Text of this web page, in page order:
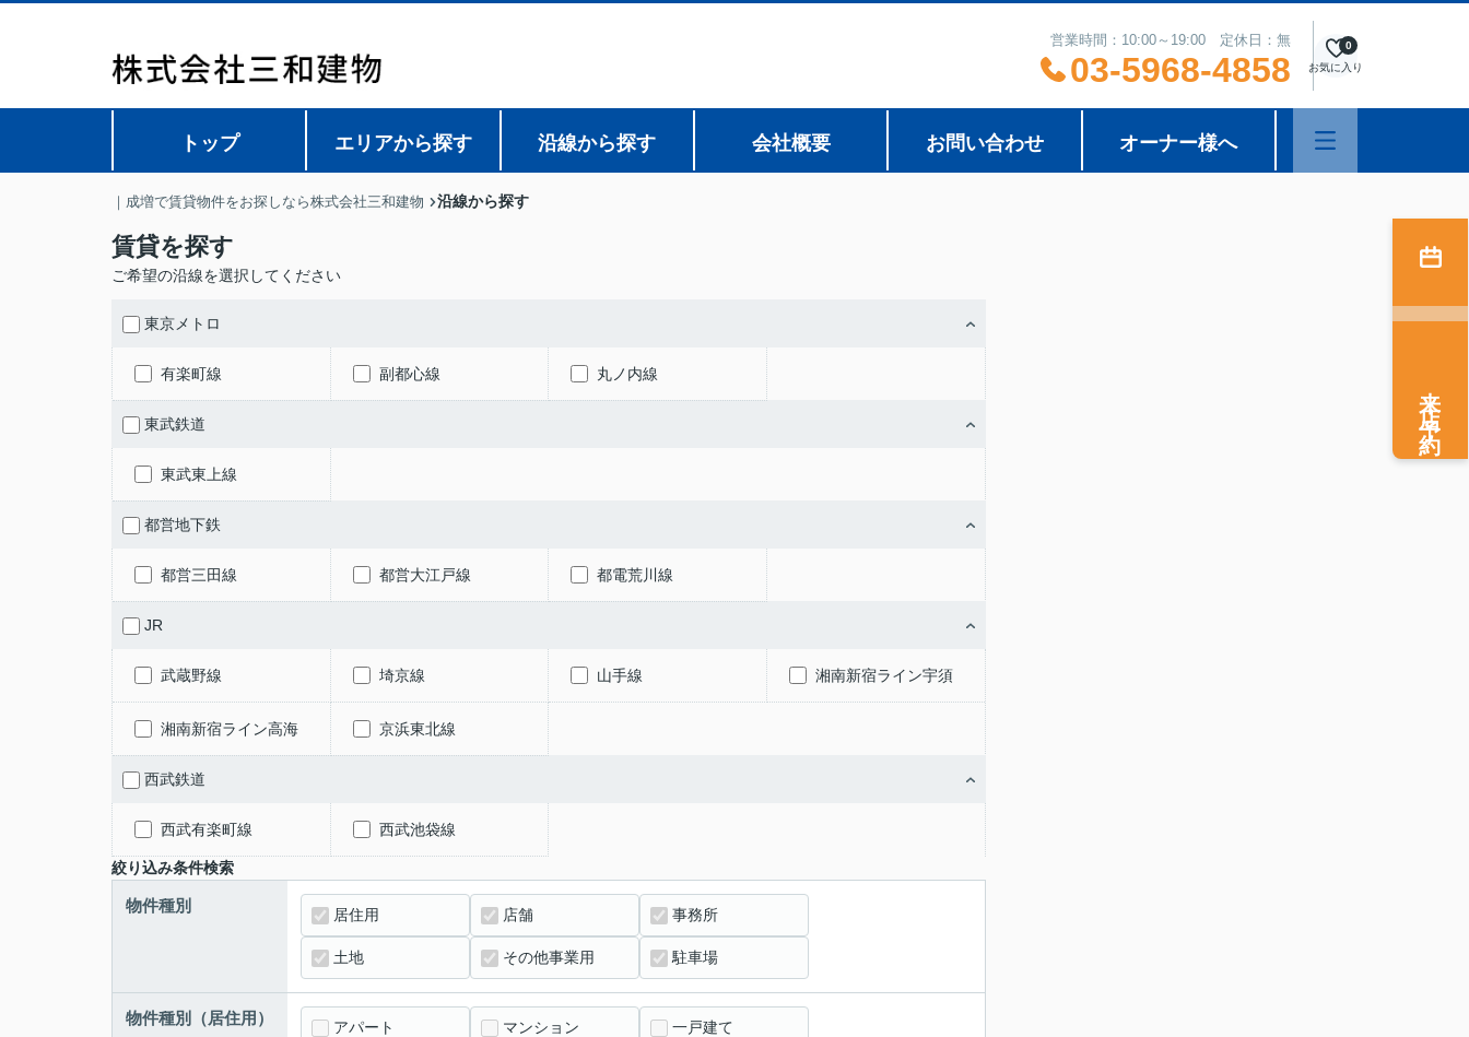
営業時間：10:00～19:00 定休日：無
03-5968-4858 お気に入り
0
トップ エリアから探す 沿線から探す 会社概要 お問い合わせ オーナー様へ
｜成増で賃貸物件をお探しなら株式会社三和建物 沿線から探す
賃貸を探す
ご希望の沿線を選択してください
東京メトロ
有楽町線 副都心線 丸ノ内線
東武鉄道
東武東上線
都営地下鉄
都営三田線 都営大江戸線 都電荒川線
JR
武蔵野線 埼京線 山手線 湘南新宿ライン宇須
湘南新宿ライン高海 京浜東北線
西武鉄道
西武有楽町線 西武池袋線
絞り込み条件検索
物件種別 居住用 店舗 事務所
土地 その他事業用 駐車場
物件種別（居住用） アパート マンション 一戸建て
来店予約